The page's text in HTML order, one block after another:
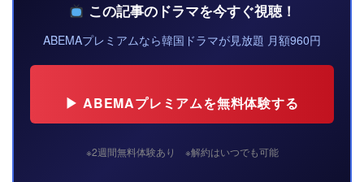
この記事のドラマを今すぐ視聴！
ABEMAプレミアムなら韓国ドラマが見放題 月額960円
▶ ABEMAプレミアムを無料体験する
※2週間無料体験あり ※解約はいつでも可能